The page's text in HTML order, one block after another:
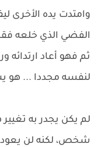
وامتدت يده الأخرى
الفضي الذي خلعه
ثم فهو أعاد ارتدائه
لنفسه مجددا ... هو
لم يكن يجدر به
شخص، لكنه لن